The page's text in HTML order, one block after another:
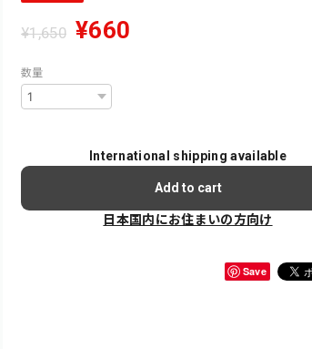
¥1,650 ¥660
数量
International shipping available
Add to cart
日本国内にお住まいの方向け
Save